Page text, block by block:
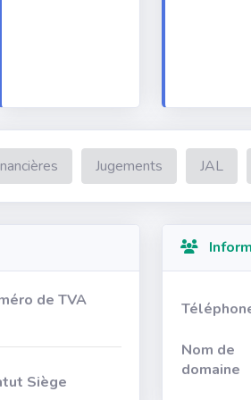
Jugements JAL
de TVA
Siège
Nom de
domaine